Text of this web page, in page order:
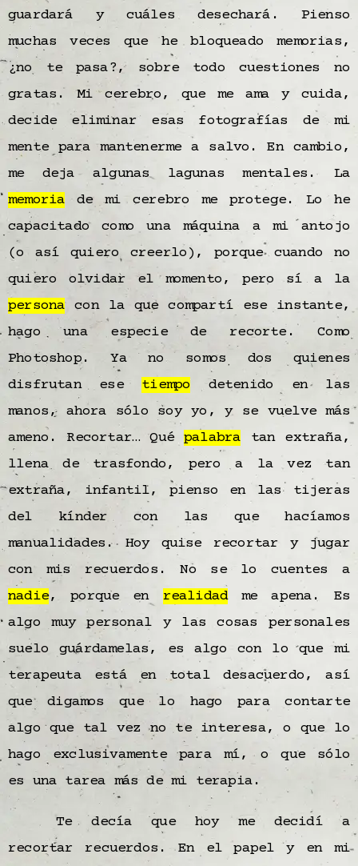
guardará y cuáles desechará. Pienso
muchas veces que he bloqueado memorias,
¿no te pasa?, sobre todo cuestiones no
gratas. Mi cerebro, que me ama y cuida,
decide eliminar esas fotografías de mi
mente para mantenerme a salvo. En cambio,
me deja algunas lagunas mentales. La
memoria de mi cerebro me protege. Lo he
capacitado como una máquina a mi antojo
(o así quiero creerlo), porque cuando no
quiero olvidar el momento, pero sí a la
personacon la que compartí ese instante,
hago una especie de recorte. Como
Photoshop. Ya no somos dos quienes
disfrutan ese tiempo detenido en las
manos, ahora sólo soy yo, y se vuelve más
ameno. Recortar… Quépalabra tan extraña,
llena de trasfondo, pero a la vez tan
extraña, infantil, pienso en las tijeras
del kínder con las que hacíamos
manualidades. Hoy quise recortar y jugar
con mis recuerdos. No se lo cuentes a
nadie, porque en realidadme apena. Es
algo muy personal y las cosas personales
suelo guárdamelas, es algo con lo que mi
terapeuta está en total desacuerdo, así
que digamos que lo hago para contarte
algo que tal vez no te interesa, o que lo
hago exclusivamente para mí, o que sólo
es una tarea más de mi terapia.
Te decía que hoy me decidí a
recortar recuerdos. En el papel y en mi